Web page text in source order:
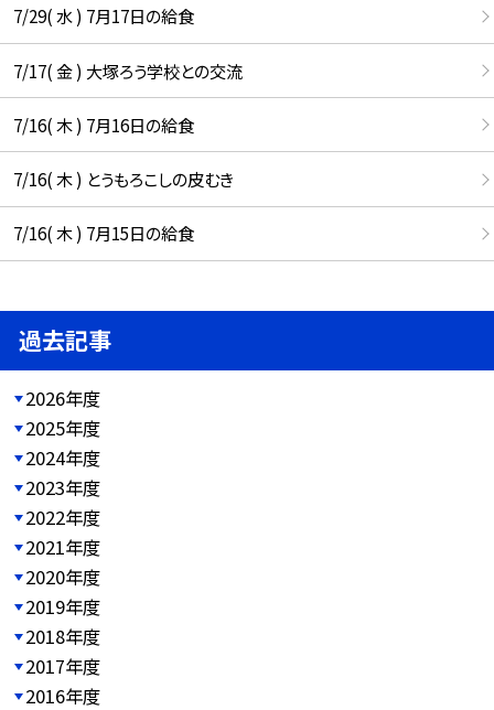
7/29( 水 ) 7月17日の給食
7/17( 金 ) 大塚ろう学校との交流
7/16( 木 ) 7月16日の給食
7/16( 木 ) とうもろこしの皮むき
7/16( 木 ) 7月15日の給食
過去記事
2026年度
2025年度
2024年度
2023年度
2022年度
2021年度
2020年度
2019年度
2018年度
2017年度
2016年度